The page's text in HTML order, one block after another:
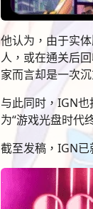
他认为，由于实
人，或在通关后
家而言却是一次
与此同时，IGN
为“游戏光盘时代
截至发稿，IGN已